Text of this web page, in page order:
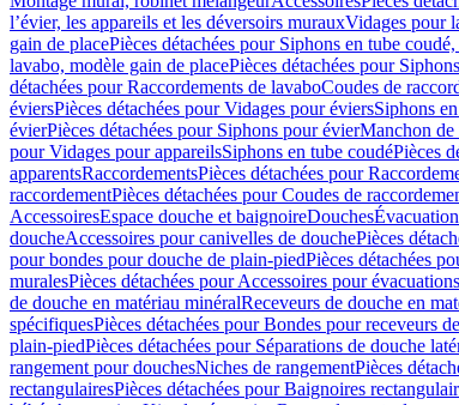
l’évier, les appareils et les déversoirs murauxVidages pour
gain de placePièces détachées pour Siphons en tube
lavabo, modèle gain de placePièces détachées pour
détachées pour Raccordements de lavaboCoudes de
éviersPièces détachées pour Vidages pour éviersSiphons
évierPièces détachées pour Siphons pour évierManchon de
pour Vidages pour appareilsSiphons en tube coudéPièces
apparentsRaccordementsPièces détachées pour
raccordementPièces détachées pour Coudes de
AccessoiresEspace douche et baignoireDouches
doucheAccessoires pour canivelles de douchePièces
pour bondes pour douche de plain-piedPièces détachées
muralesPièces détachées pour Accessoires pour
de douche en matériau minéralReceveurs de douche en
spécifiquesPièces détachées pour Bondes pour receveurs
plain-piedPièces détachées pour Séparations de douche
rangement pour douchesNiches de rangementPièces
rectangulairesPièces détachées pour Baignoires